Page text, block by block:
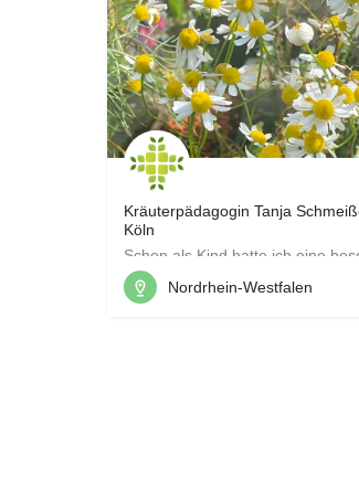
Kräuterpädagogin Tanja
Köln
0179 7780590
Nordrhein-Westfalen